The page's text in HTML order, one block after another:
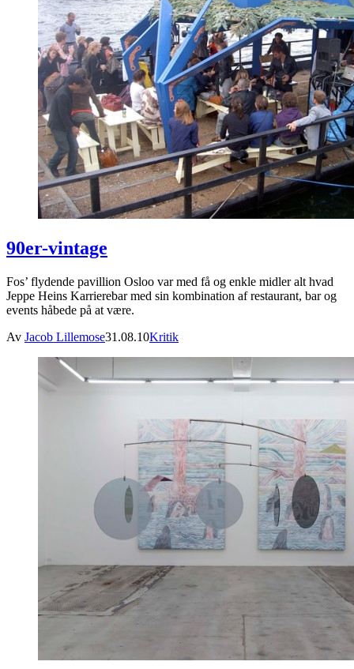
90er-vintage
Fos’ flydende pavillion Osloo var med få og enkle midler alt hvad
Jeppe Heins Karrierebar med sin kombination af restaurant, bar og
events håbede på at være.
Av Jacob Lillemose31.08.10Kritik